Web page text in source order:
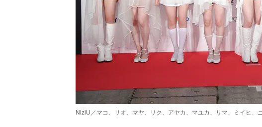
NiziU／マコ、リオ、マヤ、リク、アヤカ、マユカ、リマ、ミイヒ、